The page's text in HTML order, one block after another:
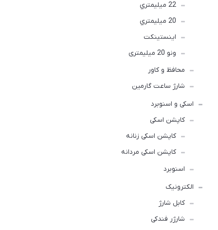
22 ميليمتري
20 ميليمتري
اينستينكت
ونو 20 میلیمتری
محافظ و کاور
شارژ ساعت گارمین
اسکی و اسنوبرد
کاپشن اسکی
کاپشن اسکی زنانه
کاپشن اسکی مردانه
اسنوبرد
الکترونیک
کابل شارژ
شارژر فندکی